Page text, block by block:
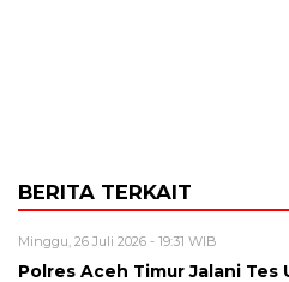
BERITA TERKAIT
Minggu, 26 Juli 2026 - 19:31 WIB
Polres Aceh Timur Jalani Tes